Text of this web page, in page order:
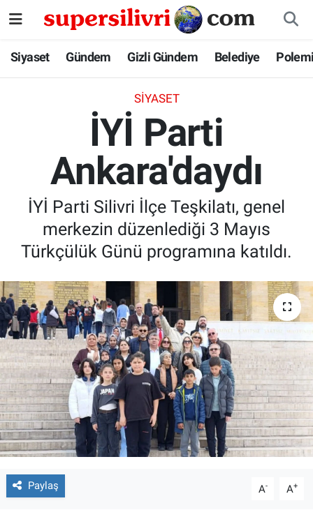
Siyaset Gündem Gizli Gündem Belediye
SIYASET
İYİ Parti
Ankara'daydı
İYİ Parti Silivri İlçe Teşkilatı, genel
merkezin düzenlediği 3 Mayıs
Türkçülük Günü programına katıldı.
Paylaş A- A+
Siyaset
Gizli Gündem
Belediye
Polemik
İstanbul Nöbetçi Eczaneler
İstanbul Hava Durumu
İstanbul Namaz Vakitleri
İstanbul Trafik Yoğunluk Haritası
Süper Lig Puan Durumu ve Fikstür
Tüm Manşetler
Haber Arşivi